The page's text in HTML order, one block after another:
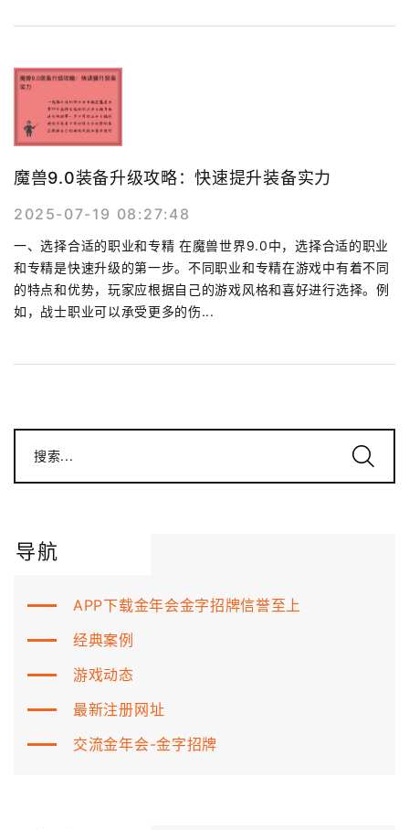
魔兽9.0装备升级攻略：快速提升装备实力
2025-07-19 08:27:48
一、选择合适的职业和专精 在魔兽世界9.0中，选择合适的职业
和专精是快速升级的第一步。不同职业和专精在游戏中有着不同
的特点和优势，玩家应根据自己的游戏风格和喜好进行选择。例
如，战士职业可以承受更多的伤...
搜索...
导航
APP下载金年会金字招牌信誉至上
经典案例
游戏动态
最新注册网址
交流金年会-金字招牌